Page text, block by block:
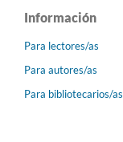
Información
Para lectores/as
Para autores/as
Para bibliotecarios/as